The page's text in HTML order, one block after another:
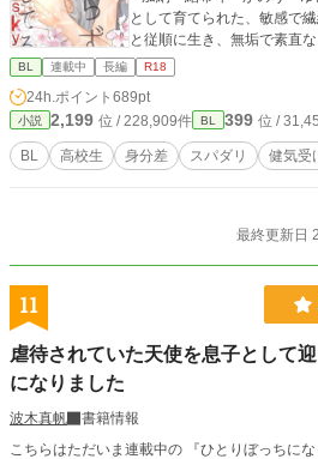
として育てられた、敏感で
と従順に生き、無垢で素直
しさゆえに人は憧れながら
その見えない壁を軽々と越えてきた。 ⚫︎五
がわ そら 高校三年 母子家庭に育つが、金銭的な不自由は
ない。 恵まれた容姿と高い
で掌握する圧倒的な存在感
いる。 恋多き母への屈託か
用にこなし、欲さずとも多
めて強く引き寄せられたの
BL 連載中 長編 R18
24h.ポイント 689pt
小説 2,199 位 / 228,909件 BL 399 位 /
BL 高校生 身分差 スパダリ 健気受
最終更新日
11
虐待されていた天使を息子として
になりました
波木真帆
書籍情報
こちらはただいま連載中の 『ひとりぼっちに